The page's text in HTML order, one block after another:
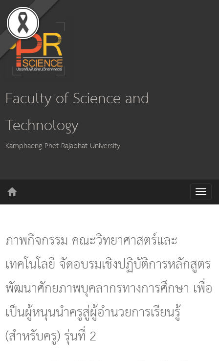
Faculty of Science and
Technology
Kamphaeng Phet Rajabhat University
T
o
a
v
i
g
ภาพกิจกรรม คณะวิทยาศาสตร์และ
เทคโนโลยี จัดอบรมเชิงปฏิบัติการหลักสูตร
พัฒนาศักยภาพบุคลากรทางการศึกษา เพื่อ
เป็นผู้หนุนนำครูสู่ผู้อำนวยการเรียนรู้
(สำหรับครู) รุ่นที่ 2